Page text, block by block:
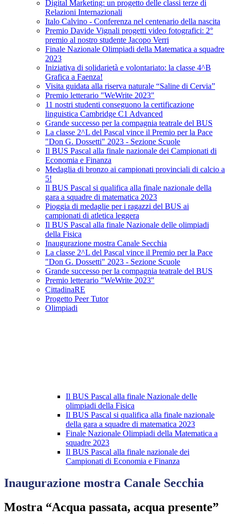
Digital Marketing: un progetto delle classi terze di
Relazioni Internazionali
Italo Calvino - Conferenza nel centenario della nascita
Premio Davide Vignali progetti video fotografici: 2°
premio al nostro studente Jacopo Verri
Finale Nazionale Olimpiadi della Matematica a squadre
2023
Iniziativa di solidarietà e volontariato: la classe 4^B
Grafica a Faenza!
Visita guidata alla riserva naturale “Saline di Cervia”
Premio letterario "WeWrite 2023"
11 nostri studenti conseguono la certificazione
linguistica Cambridge C1 Advanced
Grande successo per la compagnia teatrale del BUS
La classe 2^L del Pascal vince il Premio per la Pace
"Don G. Dossetti" 2023 - Sezione Scuole
Il BUS Pascal alla finale nazionale dei Campionati di
Economia e Finanza
Medaglia di bronzo ai campionati provinciali di calcio a
5!
Il BUS Pascal si qualifica alla finale nazionale della
gara a squadre di matematica 2023
Pioggia di medaglie per i ragazzi del BUS ai
campionati di atletica leggera
Il BUS Pascal alla finale Nazionale delle olimpiadi
della Fisica
Inaugurazione mostra Canale Secchia
La classe 2^L del Pascal vince il Premio per la Pace
"Don G. Dossetti" 2023 - Sezione Scuole
Grande successo per la compagnia teatrale del BUS
Premio letterario "WeWrite 2023"
CittadinaRE
Progetto Peer Tutor
Olimpiadi
Il BUS Pascal alla finale Nazionale delle
olimpiadi della Fisica
Il BUS Pascal si qualifica alla finale nazionale
della gara a squadre di matematica 2023
Finale Nazionale Olimpiadi della Matematica a
squadre 2023
Il BUS Pascal alla finale nazionale dei
Campionati di Economia e Finanza
Inaugurazione mostra Canale Secchia
Mostra “Acqua passata, acqua presente”